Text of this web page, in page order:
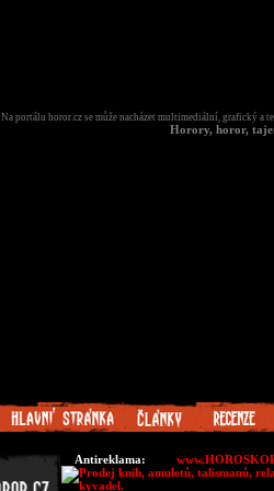
Na portálu horor.cz se může nacházet multimediální, grafický
Horory, horor,
Antireklama: